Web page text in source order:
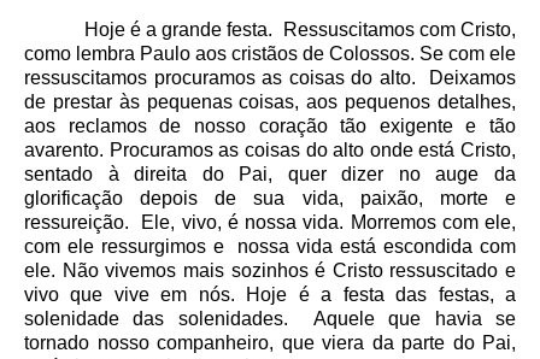
Hoje é a grande festa. Ressuscitamos com Cristo,
como lembra Paulo aos cristãos de Colossos. Se com ele
ressuscitamos procuramos as coisas do alto. Deixamos
de prestar às pequenas coisas, aos pequenos detalhes,
aos reclamos de nosso coração tão exigente e tão
avarento. Procuramos as coisas do alto onde está Cristo,
sentado à direita do Pai, quer dizer no auge da
glorificação depois de sua vida, paixão, morte e
ressureição. Ele, vivo, é nossa vida. Morremos com ele,
com ele ressurgimos e nossa vida está escondida com
ele. Não vivemos mais sozinhos é Cristo ressuscitado e
vivo que vive em nós. Hoje é a festa das festas, a
solenidade das solenidades. Aquele que havia se
tornado nosso companheiro, que viera da parte do Pai,